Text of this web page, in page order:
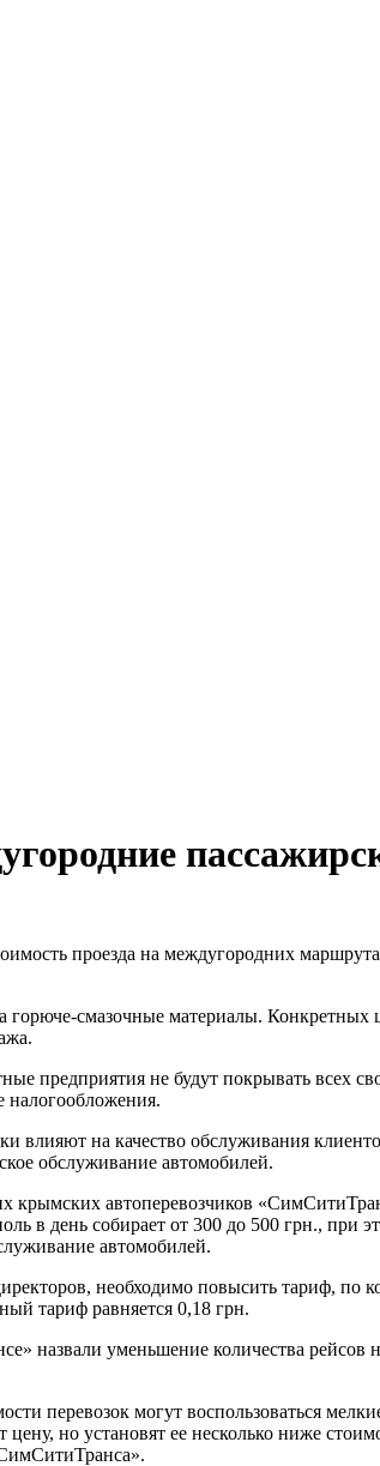
проезда на междугородних
смазочные материалы. Конкретных
предприятия не будут покрывать всех
налогообложения.
на качество обслуживания
обслуживание автомобилей.
крымских автоперевозчиков
в день собирает от 300 до 500 грн., при
автомобилей.
необходимо повысить тариф, по
тариф равняется 0,18 грн.
назвали уменьшение количества рейсов
перевозок могут воспользоваться
но установят ее несколько ниже